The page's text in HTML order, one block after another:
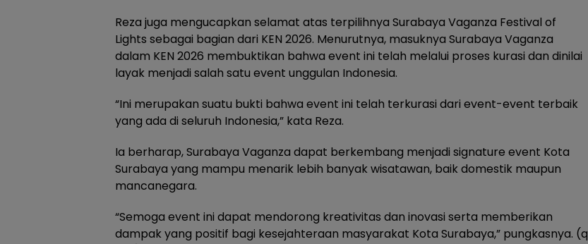
Reza juga mengucapkan selamat atas terpilihnya Surabaya Vaganza Festival of
Lights sebagai bagian dari KEN 2026. Menurutnya, masuknya Surabaya Vaganza
dalam KEN 2026 membuktikan bahwa event ini telah melalui proses kurasi dan dinilai
layak menjadi salah satu event unggulan Indonesia.
“Ini merupakan suatu bukti bahwa event ini telah terkurasi dari event-event terbaik
yang ada di seluruh Indonesia,” kata Reza.
Ia berharap, Surabaya Vaganza dapat berkembang menjadi signature event Kota
Surabaya yang mampu menarik lebih banyak wisatawan, baik domestik maupun
mancanegara.
“Semoga event ini dapat mendorong kreativitas dan inovasi serta memberikan
dampak yang positif bagi kesejahteraan masyarakat Kota Surabaya,” pungkasnya. (q